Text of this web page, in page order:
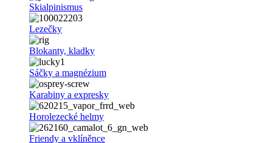
Skialpinismus
Lezečky
Blokanty, kladky
Sáčky a magnézium
Karabiny a expresky
Horolezecké helmy
Friendy a vklíněnce